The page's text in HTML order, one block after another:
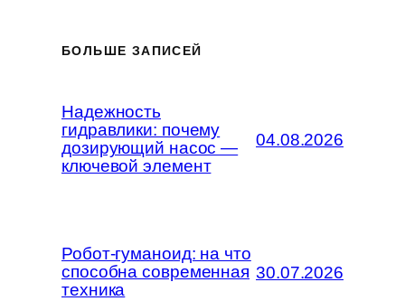
БОЛЬШЕ ЗАПИСЕЙ
Надежность
гидравлики: почему
дозирующий насос —
ключевой элемент
04.08.2026
Робот-гуманоид: на что
способна современная
техника
30.07.2026